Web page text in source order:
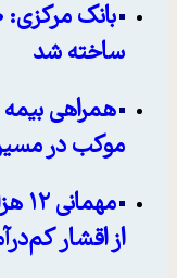
ساخته شد
همراهی بیمه
موکب در مسیر
از اقشار